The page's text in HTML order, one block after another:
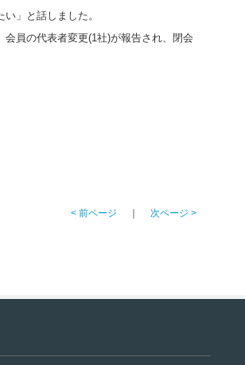
」と話しました。
員の代表者変更(1社)が報告され、閉会
次ページ >
< 前ページ